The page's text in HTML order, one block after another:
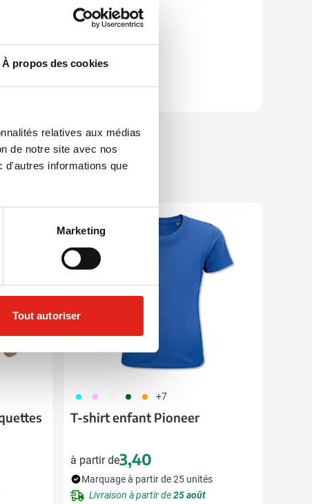
À propos des cookies
relatives aux médias
de notre site avec nos
d'autres informations que
Marketing
Tout autoriser
166 376 002 134 007 +7
T-shirt enfant Pioneer
à partir de3,40
Marquage à partir de 25 unités
Livraison à partir de25 août